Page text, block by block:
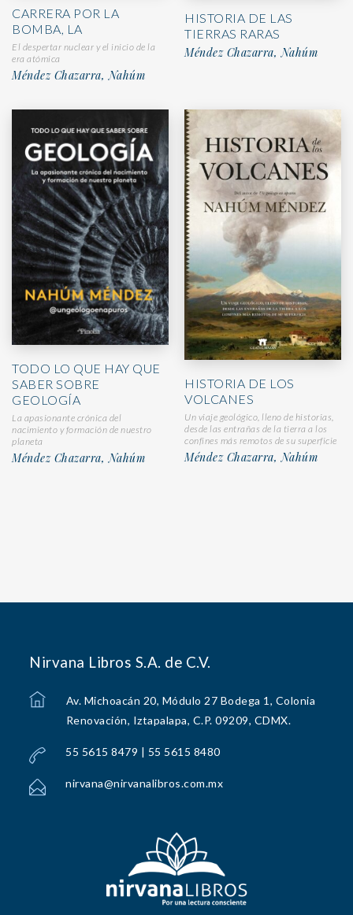
CARRERA POR LA
BOMBA, LA
El despertar nuclear y el inicio de la
era atómica
Méndez Chazarra, Nahúm
HISTORIA DE LAS
TIERRAS RARAS
Méndez Chazarra, Nahúm
TODO LO QUE HAY QUE
SABER SOBRE
GEOLOGÍA
La apasionante crónica del
nacimiento y formación de nuestro
planeta
Méndez Chazarra, Nahúm
HISTORIA DE LOS
VOLCANES
Un viaje geológico, lleno de historias,
desde las entrañas de la tierra a los
confines más remotos de su superficie
Méndez Chazarra, Nahúm
Nirvana Libros S.A. de C.V.
Av. Michoacán 20, Módulo 27 Bodega 1, Colonia
Renovación, Iztapalapa, C.P. 09209, CDMX.
55 5615 8479 | 55 5615 8480
nirvana@nirvanalibros.com.mx